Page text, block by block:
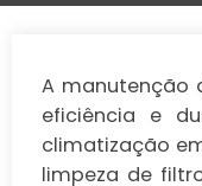
A manutenção
eficiência e
climatização
limpeza de